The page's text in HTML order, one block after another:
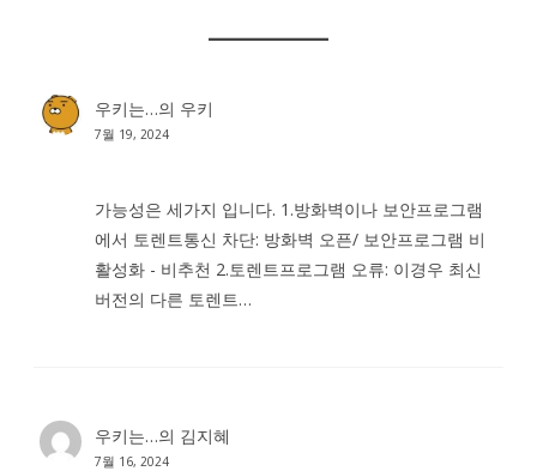
우키는…의 우키
7월 19, 2024
가능성은 세가지 입니다. 1.방화벽이나 보안프로그램
에서 토렌트통신 차단: 방화벽 오픈/ 보안프로그램 비
활성화 - 비추천 2.토렌트프로그램 오류: 이경우 최신
버전의 다른 토렌트…
우키는…의 김지혜
7월 16, 2024